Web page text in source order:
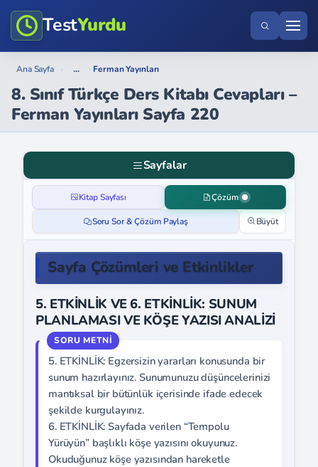
TestYurdu
Ana Sayfa › ... › Ferman Yayınları
8. Sınıf Türkçe Ders Kitabı Cevapları –
Ferman Yayınları Sayfa 220
Sayfalar
Kitap Sayfası Çözüm
Soru Sor & Çözüm Paylaş Büyüt
Sayfa Çözümleri ve Etkinlikler
5. ETKİNLİK VE 6. ETKİNLİK: SUNUM
PLANLAMASI VE KÖŞE YAZISI ANALİZİ
5. ETKİNLİK: Egzersizin yararları konusunda bir
sunum hazırlayınız. Sunumunuzu düşüncelerinizi
mantıksal bir bütünlük içerisinde ifade edecek
şekilde kurgulayınız.
6. ETKİNLİK: Sayfada verilen “Tempolu
Yürüyün” başlıklı köşe yazısını okuyunuz.
Okuduğunuz köşe yazısından hareketle